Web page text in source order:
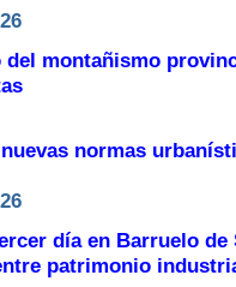
montañismo
normas
día en Barruelo de
patrimonio